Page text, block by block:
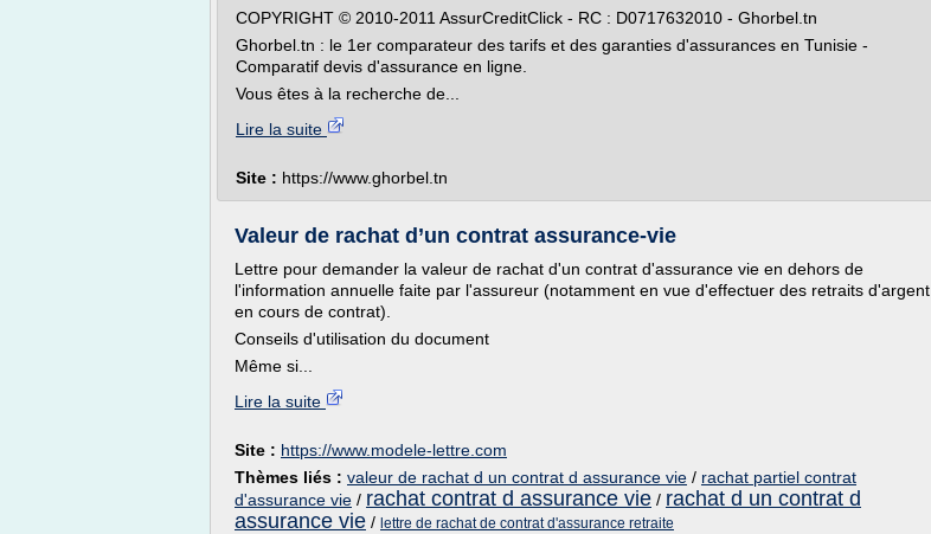
COPYRIGHT © 2010-2011 AssurCreditClick - RC : D0717632010 - Ghorbel.tn
Ghorbel.tn : le 1er comparateur des tarifs et des garanties d'assurances en Tunisie -
Comparatif devis d'assurance en ligne.
Vous êtes à la recherche de...
Lire la suite
Site : https://www.ghorbel.tn
Valeur de rachat d’un contrat assurance-vie
Lettre pour demander la valeur de rachat d'un contrat d'assurance vie en dehors de
l'information annuelle faite par l'assureur (notamment en vue d'effectuer des retraits d'argent
en cours de contrat).
Conseils d'utilisation du document
Même si...
Lire la suite
Site : https://www.modele-lettre.com
Thèmes liés : valeur de rachat d un contrat d assurance vie / rachat partiel contrat
d'assurance vie / rachat contrat d assurance vie / rachat d un contrat d
assurance vie / lettre de rachat de contrat d'assurance retraite